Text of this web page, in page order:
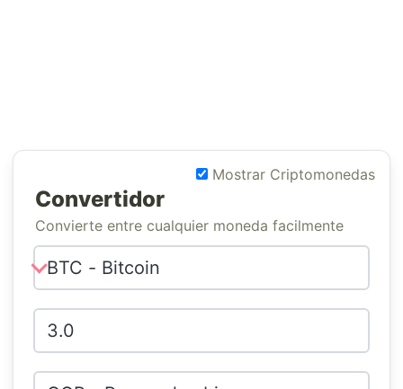
Mostrar Criptomonedas
Convertidor
Convierte entre cualquier moneda facilmente